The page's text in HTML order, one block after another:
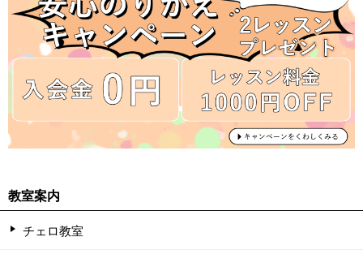
教室案内
チェロ教室